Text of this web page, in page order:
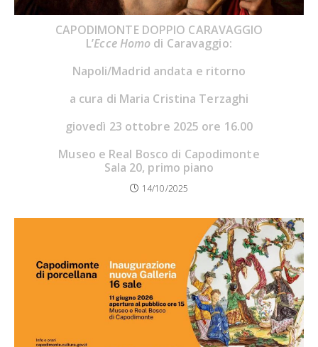
CAPODIMONTE DOPPIO CARAVAGGIO
L’Ecce Homo di Caravaggio:
Napoli/Madrid andata e ritorno
a cura di Maria Cristina Terzaghi
giovedì 23 ottobre 2025 ore 16.00
Museo e Real Bosco di Capodimonte
Sala 20, primo piano
14/10/2025